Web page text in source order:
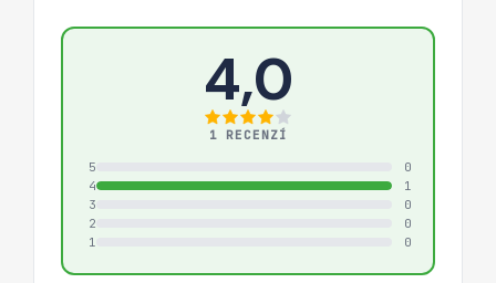
4,0
1 RECENZÍ
5
0
4
1
3
0
2
0
1
0